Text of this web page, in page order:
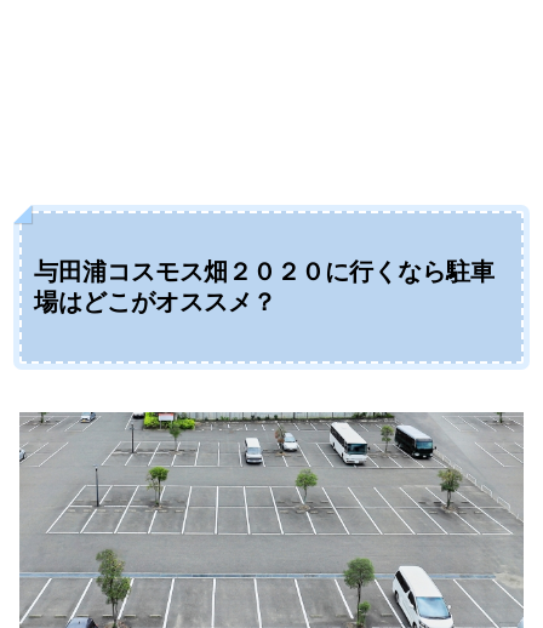
与田浦コスモス畑２０２０に行くなら駐車
場はどこがオススメ？